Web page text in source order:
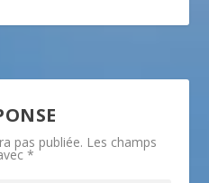
pas publiée. Les champs
*